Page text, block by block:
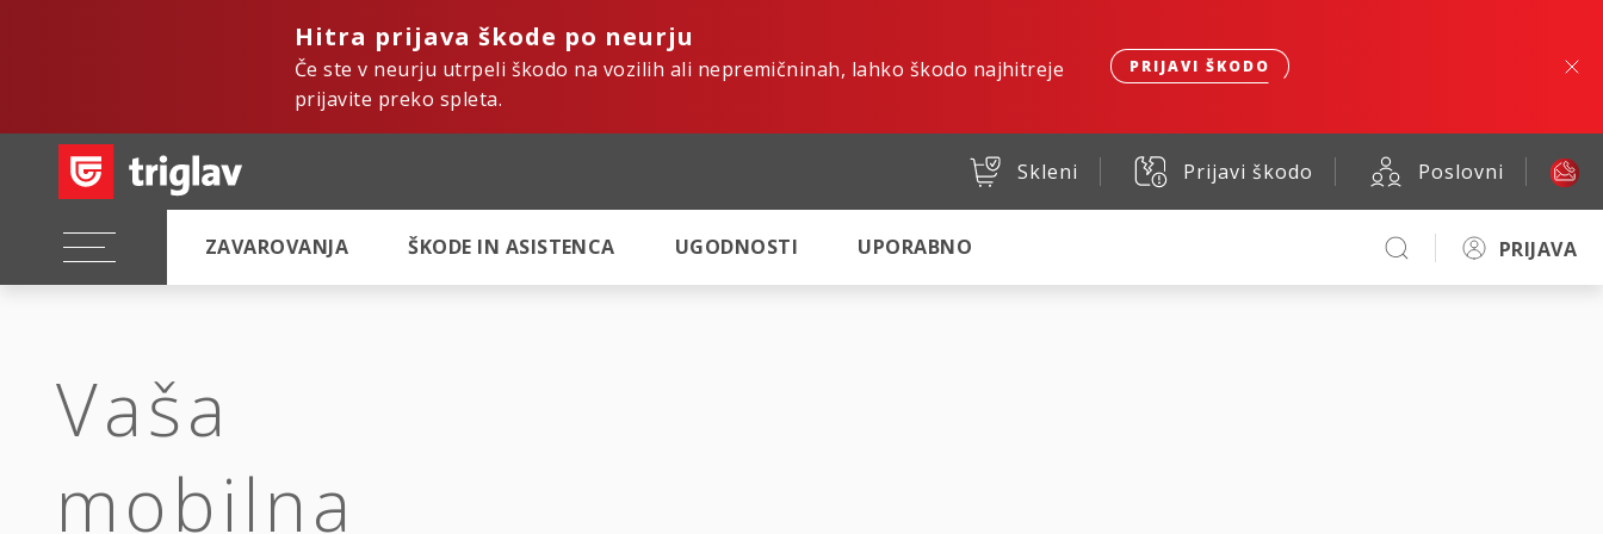
Hitra prijava škode po neurju
Če ste v neurju utrpeli škodo na vozilih ali nepremičninah, lahko škodo najhitreje
prijavite preko spleta.
PRIJAVI ŠKODO
Skleni Prijavi škodo Poslovni
ZAVAROVANJA ŠKODE IN ASISTENCA UGODNOSTI UPORABNO PRIJAVA
Vaša
mobilna